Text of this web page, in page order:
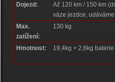
Dojezd: Až 120 km / 150 km
váze jezdce,
Max.
zatížení:
130 kg
Hmotnost: 19,4kg + 2,6kg baterie